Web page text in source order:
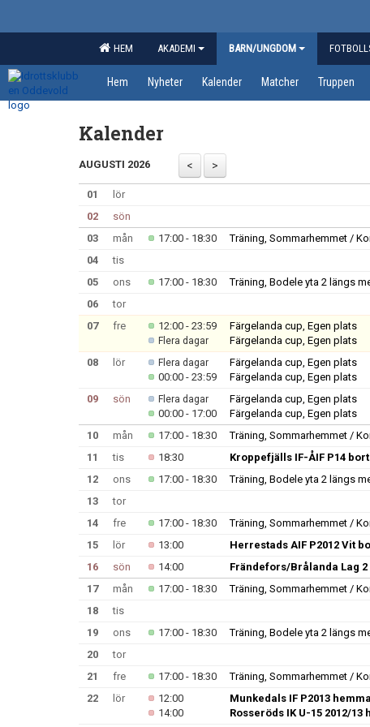
HEM AKADEMI BARN/UNGDOM
Hem Nyheter Kalender Matcher Truppen
Kalender
AUGUSTI 2026
01
lör
02
sön
03 mån 17:00 - 18:30
Träning, Sommarhemmet /
04
tis
05
ons 17:00 - 18:30
Träning, Bodele yta 2 längs
06
tor
07
fre 12:00 - 23:59 Färgelanda cup, Egen plats
Flera dagar
Färgelanda cup, Egen plats
08
lör Flera dagar
Färgelanda cup, Egen plats
00:00 - 23:59
Färgelanda cup, Egen plats
09
sön Flera dagar
Färgelanda cup, Egen plats
00:00 - 17:00
Färgelanda cup, Egen plats
10 mån 17:00 - 18:30
Träning, Sommarhemmet /
11
tis 18:30 Kroppefjälls IF-ÅIF P14
12
ons 17:00 - 18:30
Träning, Bodele yta 2 längs
13
tor
14
fre 17:00 - 18:30
Träning, Sommarhemmet /
15
lör 13:00 Herrestads AIF P2012 Vit
16
sön 14:00 Frändefors/Brålanda Lag
17 mån 17:00 - 18:30
Träning, Sommarhemmet /
18
tis
19
ons 17:00 - 18:30
Träning, Bodele yta 2 längs
20
tor
21
fre 17:00 - 18:30
Träning, Sommarhemmet /
22
lör 12:00 Munkedals IF P2013
14:00
Rosseröds IK U-15 2012/